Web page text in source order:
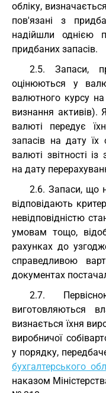
обліку,
пов'язані з
надійшли однією
придбаних запасів.
2.5. Запаси,
оцінюються у
валютного курсу на
визнання активів).
валюті передує
запасів на дату їх
валюті звітності
на дату
2.6. Запаси, що
відповідають
невідповідністю
умовам тощо,
рахунках до
справедливою
документах
2.7.
виготовляються
визнається їхня
виробничої
у порядку,
бухгалтерського
наказом